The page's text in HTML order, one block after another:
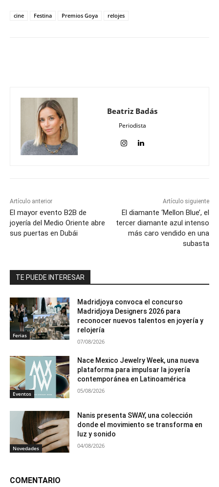
cine Festina Premios Goya relojes
Beatriz Badás
Periodista
Artículo anterior
El mayor evento B2B de
joyería del Medio Oriente abre
sus puertas en Dubái
Artículo siguiente
El diamante ‘Mellon Blue’, el
tercer diamante azul intenso
más caro vendido en una
subasta
TE PUEDE INTERESAR
Ferias
Madridjoya convoca el concurso
Madridjoya Designers 2026 para
reconocer nuevos talentos en joyería y
relojería
07/08/2026
Eventos
Nace Mexico Jewelry Week, una nueva
plataforma para impulsar la joyería
contemporánea en Latinoamérica
05/08/2026
Novedades
Nanis presenta SWAY, una colección
donde el movimiento se transforma en
luz y sonido
04/08/2026
COMENTARIO